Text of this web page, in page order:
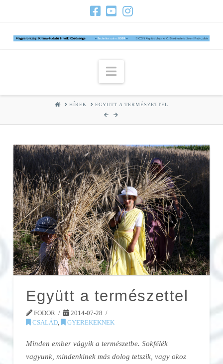
Navigation
HOMEHÍREK EGYÜTT A TERMÉSZETTEL
Együtt a természettel
FODOR
2014-07-28
CSALÁD, GYEREKEKNEK
Minden ember vágyik a természetbe. Sokfélék
vagyunk, mindenkinek más dolog tetszik, vagy okoz